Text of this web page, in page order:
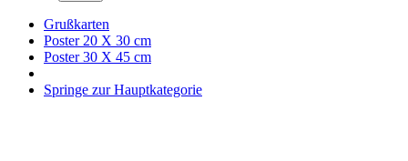
Grußkarten
Poster 20 X 30 cm
Poster 30 X 45 cm
Springe zur Hauptkategorie